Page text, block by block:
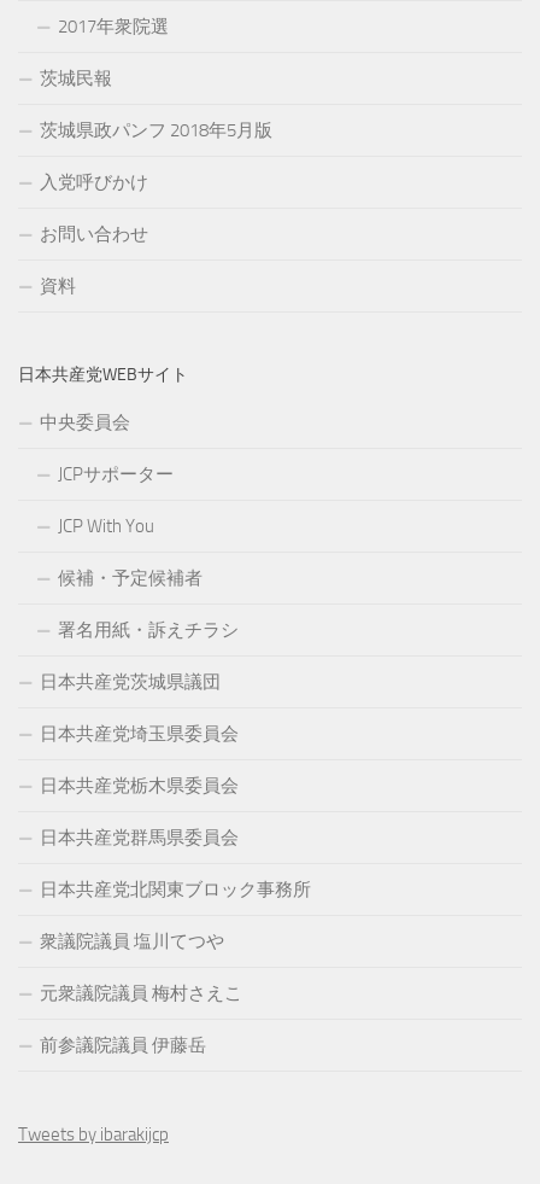
2017年衆院選
茨城民報
茨城県政パンフ 2018年5月版
入党呼びかけ
お問い合わせ
資料
日本共産党WEBサイト
中央委員会
JCPサポーター
JCP With You
候補・予定候補者
署名用紙・訴えチラシ
日本共産党茨城県議団
日本共産党埼玉県委員会
日本共産党栃木県委員会
日本共産党群馬県委員会
日本共産党北関東ブロック事務所
衆議院議員 塩川てつや
元衆議院議員 梅村さえこ
前参議院議員 伊藤岳
Tweets by ibarakijcp